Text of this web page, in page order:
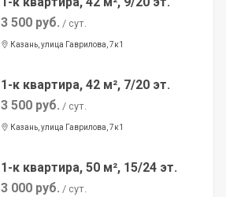
3 500 руб. / сут.
Казань, улица Гаврилова, 7к1
1-к квартира, 42 м², 7/20 эт.
3 500 руб. / сут.
Казань, улица Гаврилова, 7к1
1-к квартира, 50 м², 15/24 эт.
3 000 руб. / сут.